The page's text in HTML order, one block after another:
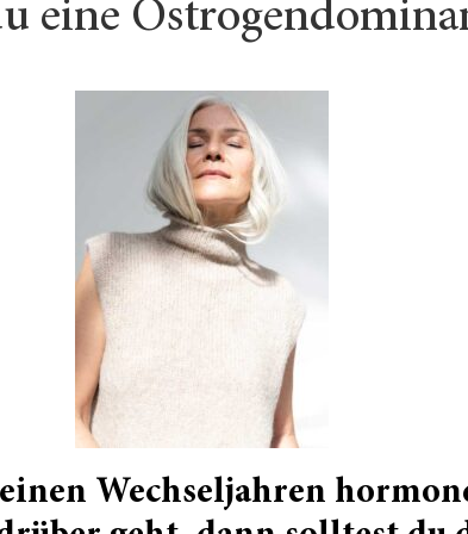
eine
Wechseljahren